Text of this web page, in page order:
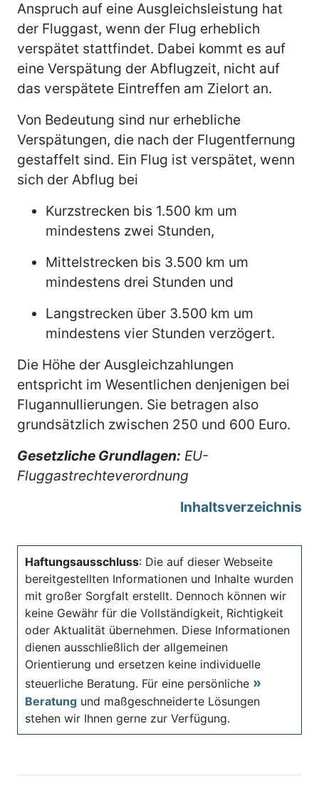
Anspruch auf eine Ausgleichsleistung hat
der Fluggast, wenn der Flug erheblich
verspätet stattfindet. Dabei kommt es auf
eine Verspätung der Abflugzeit, nicht auf
das verspätete Eintreffen am Zielort an.
Von Bedeutung sind nur erhebliche
Verspätungen, die nach der Flugentfernung
gestaffelt sind. Ein Flug ist verspätet, wenn
sich der Abflug bei
Kurzstrecken bis 1.500 km um
mindestens zwei Stunden,
Mittelstrecken bis 3.500 km um
mindestens drei Stunden und
Langstrecken über 3.500 km um
mindestens vier Stunden verzögert.
Die Höhe der Ausgleichzahlungen
entspricht im Wesentlichen denjenigen bei
Flugannullierungen. Sie betragen also
grundsätzlich zwischen 250 und 600 Euro.
Gesetzliche Grundlagen: EU-
Fluggastrechteverordnung
Inhaltsverzeichnis
Haftungsausschluss: Die auf dieser Webseite
bereitgestellten Informationen und Inhalte wurden
mit großer Sorgfalt erstellt. Dennoch können wir
keine Gewähr für die Vollständigkeit, Richtigkeit
oder Aktualität übernehmen. Diese Informationen
dienen ausschließlich der allgemeinen
Orientierung und ersetzen keine individuelle
steuerliche Beratung. Für eine persönliche
Beratung und maßgeschneiderte Lösungen
stehen wir Ihnen gerne zur Verfügung.